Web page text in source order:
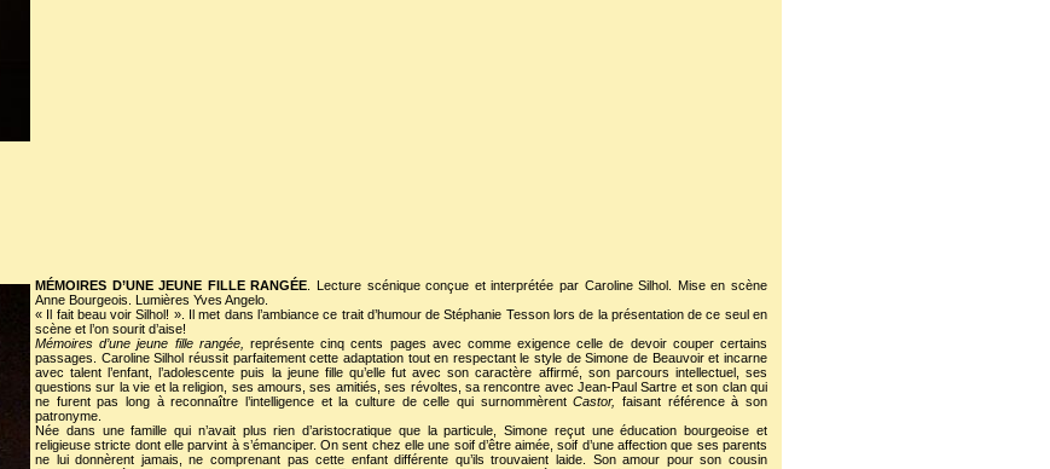
MÉMOIRES D’UNE JEUNE FILLE RANGÉE . Lecture scénique conçue et interprétée par Caroline Silhol. Mise en scène
Anne Bourgeois. Lumières Yves Angelo.
« Il fait beau voir Silhol! ». Il met dans l’ambiance ce trait d’humour de Stéphanie Tesson lors de la présentation de ce seul en
scène et l’on sourit d’aise!
Mémoires d’une jeune fille rangée,
représente cinq cents pages avec comme exigence celle de devoir couper certains
passages. Caroline Silhol réussit parfaitement cette adaptation tout en respectant le style de Simone de Beauvoir et incarne
avec talent l’enfant, l’adolescente puis la jeune fille qu’elle fut avec son caractère affirmé, son parcours intellectuel, ses
questions sur la vie et la religion, ses amours, ses amitiés, ses révoltes, sa rencontre avec Jean-Paul Sartre et son clan qui
ne furent pas long à reconnaître l’intelligence et la culture de celle qui surnommèrentCastor,faisant référence à son
patronyme.
Née dans une famille qui n’avait plus rien d’aristocratique que la particule, Simone reçut une éducation bourgeoise et
religieuse stricte dont elle parvint à s’émanciper. On sent chez elle une soif d’être aimée, soif d’une affection que ses parents
ne lui donnèrent jamais, ne comprenant pas cette enfant différente qu’ils trouvaient laide. Son amour pour son cousin